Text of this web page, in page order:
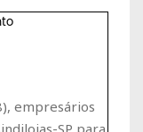
empresários
SP para